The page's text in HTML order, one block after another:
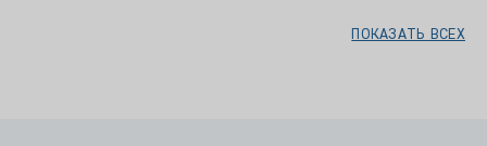
ПОКАЗАТЬ ВСЕХ